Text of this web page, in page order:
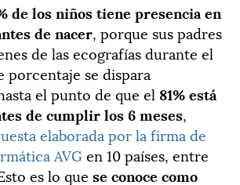
de los niños tiene presencia en
de nacer, porque sus padres
de las ecografías durante el
porcentaje se dispara
el punto de que el 81% está
de cumplir los 6 meses,
elaborada por la firma de
AVGen 10 países, entre
es lo que se conoce como